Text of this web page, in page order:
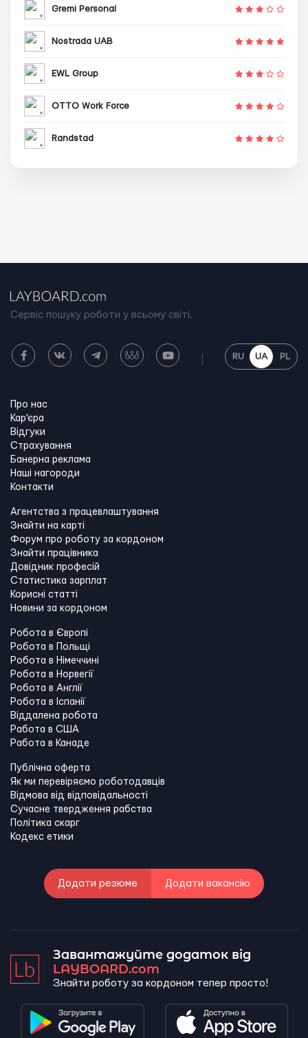
Gremi Personal
Nostrada UAB
EWL Group
OTTO Work Force
Randstad
Сервіс пошуку роботи у всьому світі.
RU UA PL
Про нас
Кар'єра
Відгуки
Страхування
Банерна реклама
Наші нагороди
Контакти
Агентства з працевлаштування
Знайти на карті
Форум про роботу за кордоном
Знайти працівника
Довідник професій
Статистика зарплат
Корисні статті
Новини за кордоном
Робота в Європі
Робота в Польщі
Робота в Німеччині
Робота в Норвегії
Робота в Англії
Робота в Іспанії
Віддалена робота
Работа в США
Работа в Канадe
Публічна оферта
Як ми перевіряємо роботодавців
Відмова від відповідальності
Сучасне твердження рабства
Політика скарг
Кодекс етики
Додати резюме Додати вакансію
Завантажуйте додаток від
LAYBOARD.com
Знайти роботу за кордоном тепер просто!